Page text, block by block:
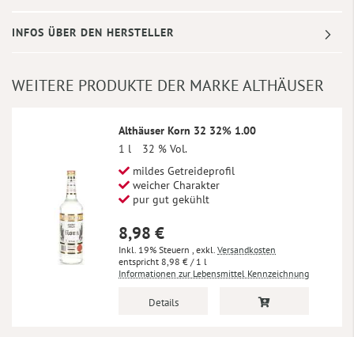
INFOS ÜBER DEN HERSTELLER
WEITERE PRODUKTE DER MARKE ALTHÄUSER
Althäuser Korn 32 32% 1.00
1 l
32 % Vol.
mildes Getreideprofil
weicher Charakter
pur gut gekühlt
8,98 €
Inkl. 19% Steuern , exkl. Versandkosten
8,98 € / 1 l
Informationen zur Lebensmittel Kennzeichnung
Details